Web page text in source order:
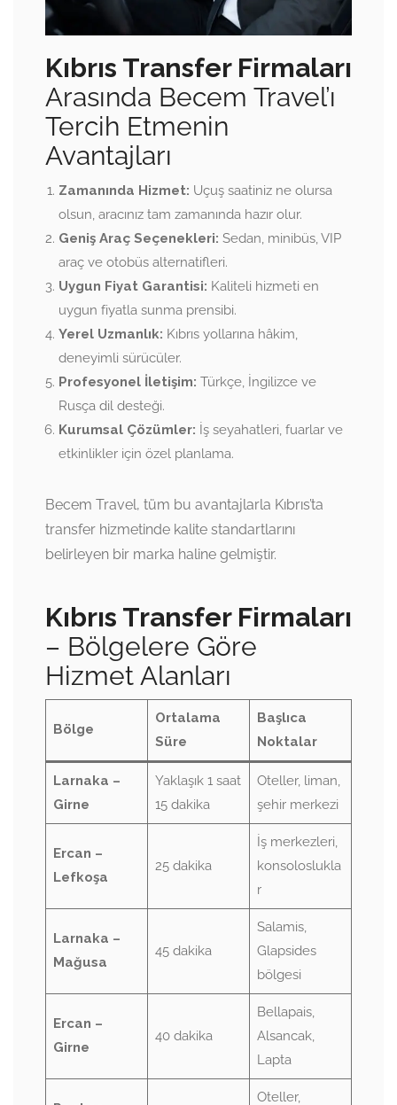
Kıbrıs Transfer Firmaları
Arasında Becem Travel’ı
Tercih Etmenin
Avantajları
Zamanında Hizmet: Uçuş saatiniz ne olursa
olsun, aracınız tam zamanında hazır olur.
Geniş Araç Seçenekleri: Sedan, minibüs, VIP
araç ve otobüs alternatifleri.
Uygun Fiyat Garantisi: Kaliteli hizmeti en
uygun fiyatla sunma prensibi.
Yerel Uzmanlık: Kıbrıs yollarına hâkim,
deneyimli sürücüler.
Profesyonel İletişim: Türkçe, İngilizce ve
Rusça dil desteği.
Kurumsal Çözümler: İş seyahatleri, fuarlar ve
etkinlikler için özel planlama.
Becem Travel, tüm bu avantajlarla Kıbrıs’ta
transfer hizmetinde kalite standartlarını
belirleyen bir marka haline gelmiştir.
Kıbrıs Transfer Firmaları
– Bölgelere Göre
Hizmet Alanları
Bölge
Ortalama
Süre
Başlıca
Noktalar
Larnaka –
Girne
Yaklaşık 1 saat
15 dakika
Oteller, liman,
şehir merkezi
Ercan –
Lefkoşa
25 dakika
İş merkezleri,
konsoloslukla
r
Larnaka –
Mağusa
45 dakika
Salamis,
Glapsides
bölgesi
Ercan –
Girne
40 dakika
Bellapais,
Alsancak,
Lapta
Oteller,